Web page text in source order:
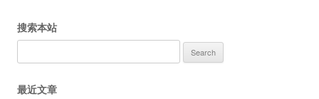
搜索本站
for:
最近文章